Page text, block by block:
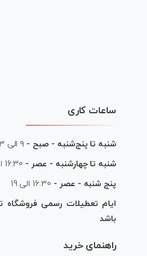
ساعات کاری
شنبه تا پنج‌شنبه - صبح - ۹ الی ۱۳
شنبه تا چهارشنبه - عصر - 16:30 الی 20
پنج شنبه - عصر - 16:30 الی 19
ایام تعطیلات رسمی فروشگاه
باشد
راهنمای خرید